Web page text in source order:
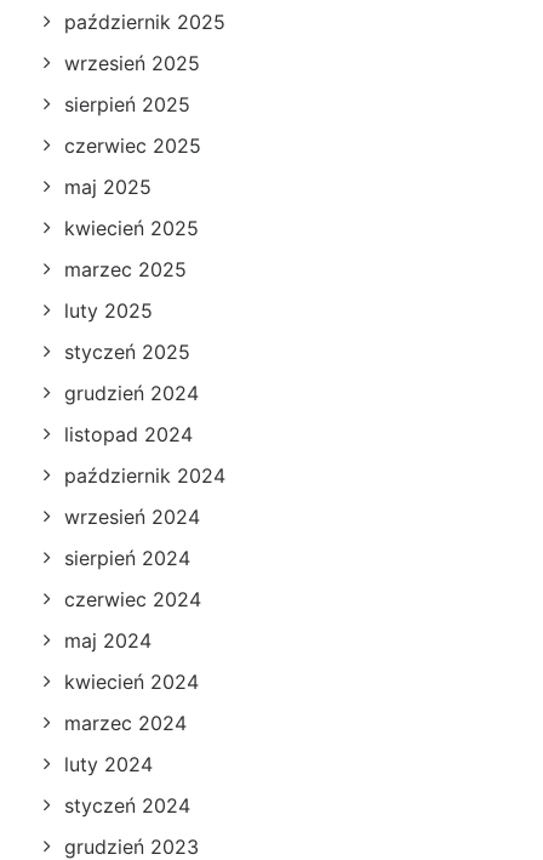
październik 2025
wrzesień 2025
sierpień 2025
czerwiec 2025
maj 2025
kwiecień 2025
marzec 2025
luty 2025
styczeń 2025
grudzień 2024
listopad 2024
październik 2024
wrzesień 2024
sierpień 2024
czerwiec 2024
maj 2024
kwiecień 2024
marzec 2024
luty 2024
styczeń 2024
grudzień 2023